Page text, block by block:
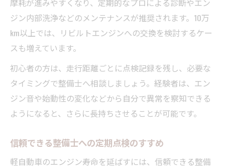
ジン内部洗浄などのメンテナンスが推奨されます。10万
km以上では、リビルトエンジンへの交換を検討するケー
スも増えています。
初心者の方は、走行距離ごとに点検記録を残し、必要な
タイミングで整備士へ相談しましょう。経験者は、エン
ジン音や始動性の変化などから自分で異常を察知できる
ようになると、さらに長持ちさせることが可能です。
信頼できる整備士への定期点検のすすめ
軽自動車のエンジン寿命を延ばすには、信頼できる整備